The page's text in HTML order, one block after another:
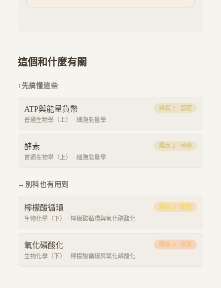
這個和什麼有關
↑ 先搞懂這些
ATP與能量貨幣
普通生物學（上） · 細胞能量學
難度 2 · 基礎
酵素
普通生物學（上） · 細胞能量學
難度 2 · 基礎
↔ 別科也有用到
檸檬酸循環
生物化學（下） · 檸檬酸循環與氧化磷酸化
難度 3 · 進階
氧化磷酸化
生物化學（下） · 檸檬酸循環與氧化磷酸化
難度 4 · 專業